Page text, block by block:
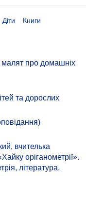
Діти
Книги
про домашніх
та дорослих
вчителька
оріганометрії».
література,